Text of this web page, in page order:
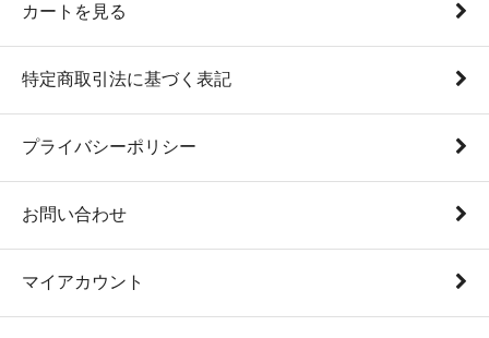
カートを見る
特定商取引法に基づく表記
プライバシーポリシー
お問い合わせ
マイアカウント